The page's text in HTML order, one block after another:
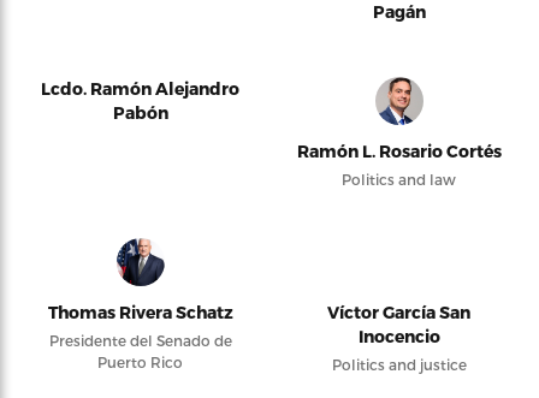
Pagán
Lcdo. Ramón Alejandro
Pabón
Ramón L. Rosario Cortés
Politics and law
Thomas Rivera Schatz
Presidente del Senado de
Puerto Rico
Víctor García San
Inocencio
Politics and justice